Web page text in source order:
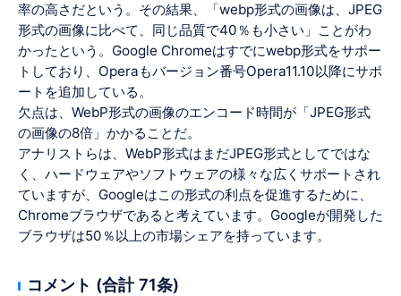
率の高さだという。その結果、「webp形式の画像は、JPEG
形式の画像に比べて、同じ品質で40％も小さい」ことがわ
かったという。Google Chromeはすでにwebp形式をサポー
トしており、Operaもバージョン番号Opera11.10以降にサポ
ートを追加している。
欠点は、WebP形式の画像のエンコード時間が「JPEG形式
の画像の8倍」かかることだ。
アナリストらは、WebP形式はまだJPEG形式としてではな
く、ハードウェアやソフトウェアの様々な広くサポートされ
ていますが、Googleはこの形式の利点を促進するために、
Chromeブラウザであると考えています。Googleが開発した
ブラウザは50％以上の市場シェアを持っています。
コメント (合計 71条)